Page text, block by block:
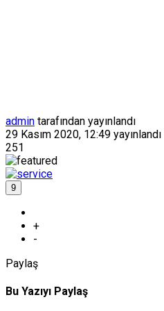
admin tarafından yayınlandı
29 Kasım 2020, 12:49 yayınlandı
251
9
+
-
Paylaş
Bu Yazıyı Paylaş